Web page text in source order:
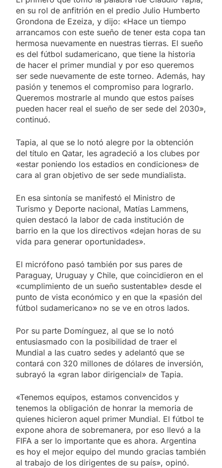
en su rol de anfitrión en el predio Julio Humberto
Grondona de Ezeiza, y dijo: «Hace un tiempo
arrancamos con este sueño de tener esta copa tan
hermosa nuevamente en nuestras tierras. El sueño
es del fútbol sudamericano, que tiene la historia
de hacer el primer mundial y por eso queremos
ser sede nuevamente de este torneo. Además, hay
pasión y tenemos el compromiso para lograrlo.
Queremos mostrarle al mundo que estos países
pueden hacer real el sueño de ser sede del 2030»,
continuó.
Tapia, al que se lo notó alegre por la obtención
del título en Qatar, les agradeció a los clubes por
«estar poniendo los estadios en condiciones» de
cara al gran objetivo de ser sede mundialista.
En esa sintonía se manifestó el Ministro de
Turismo y Deporte nacional, Matías Lammens,
quien destacó la labor de cada institución de
barrio en la que los directivos «dejan horas de su
vida para generar oportunidades».
El micrófono pasó también por sus pares de
Paraguay, Uruguay y Chile, que coincidieron en el
«cumplimiento de un sueño sustentable» desde el
punto de vista económico y en que la «pasión del
fútbol sudamericano» no se ve en otros lados.
Por su parte Domínguez, al que se lo notó
entusiasmado con la posibilidad de traer el
Mundial a las cuatro sedes y adelantó que se
contará con 320 millones de dólares de inversión,
subrayó la «gran labor dirigencial» de Tapia.
«Tenemos equipos, estamos convencidos y
tenemos la obligación de honrar la memoria de
quienes hicieron aquel primer Mundial. El fútbol te
expone ahora de sobremanera, por eso llevó a la
FIFA a ser lo importante que es ahora. Argentina
es hoy el mejor equipo del mundo gracias también
al trabajo de los dirigentes de su país», opinó.